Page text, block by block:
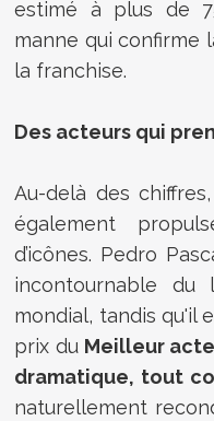
estimé à plus de
manne qui confirme
la franchise.
Des acteurs qui
Au-delà des
également
d’icônes. Pedro
incontournable du
mondial, tandis qu'il
prix du Meilleur
dramatique, tout
naturellement